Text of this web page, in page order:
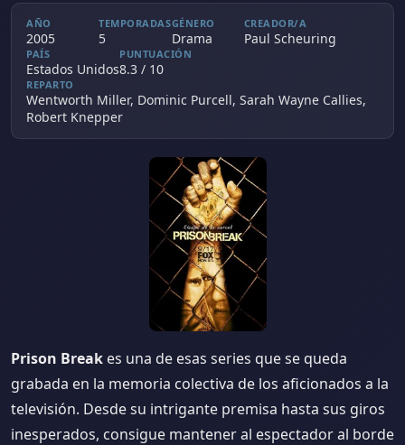
AÑO
2005
TEMPORADAS
5
GÉNERO
Drama
CREADOR/A
Paul Scheuring
PAÍS
Estados Unidos
PUNTUACIÓN
8.3 / 10
REPARTO
Wentworth Miller, Dominic Purcell, Sarah Wayne Callies,
Robert Knepper
Prison Break es una de esas series que se queda
grabada en la memoria colectiva de los aficionados a la
televisión. Desde su intrigante premisa hasta sus giros
inesperados, consigue mantener al espectador al borde